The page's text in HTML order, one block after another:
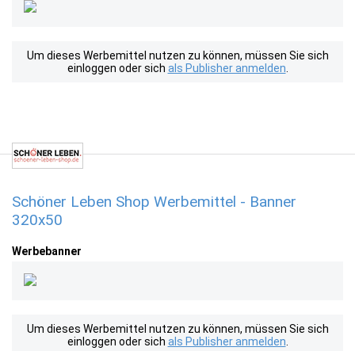
Um dieses Werbemittel nutzen zu können, müssen Sie sich
einloggen oder sich als Publisher anmelden
Schöner Leben Shop Werbemittel - Banner
320x50
Werbebanner
Um dieses Werbemittel nutzen zu können, müssen Sie sich
einloggen oder sich als Publisher anmelden